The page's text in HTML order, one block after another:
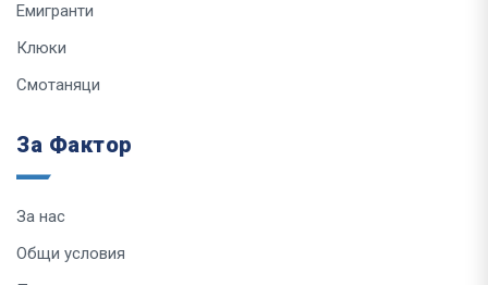
Емигранти
Клюки
Смотаняци
За Фактор
За нас
Общи условия